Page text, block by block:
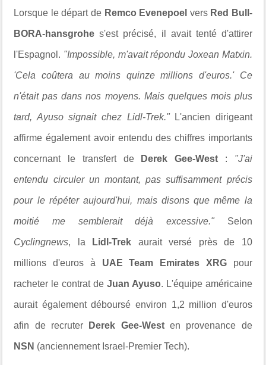
Lorsque le départ de Remco Evenepoel vers Red Bull-
BORA-hansgrohe s'est précisé, il avait tenté d'attirer
l'Espagnol. "Impossible, m'avait répondu Joxean Matxin.
'Cela coûtera au moins quinze millions d'euros.' Ce
n'était pas dans nos moyens. Mais quelques mois plus
tard, Ayuso signait chez Lidl-Trek." L'ancien dirigeant
affirme également avoir entendu des chiffres importants
concernant le transfert de Derek Gee-West : "J'ai
entendu circuler un montant, pas suffisamment précis
pour le répéter aujourd'hui, mais disons que même la
moitié me semblerait déjà excessive." Selon
Cyclingnews, la Lidl-Trek aurait versé près de 10
millions d'euros à UAE Team Emirates XRGpour
racheter le contrat de Juan Ayuso. L'équipe américaine
aurait également déboursé environ 1,2 million d'euros
afin de recruter Derek Gee-Westen provenance de
NSN (anciennement Israel-Premier Tech).